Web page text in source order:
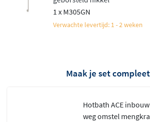
1 x M305GN
Verwachte levertijd: 1 - 2 weken
Maak je set compleet
Hotbath ACE
weg omstel